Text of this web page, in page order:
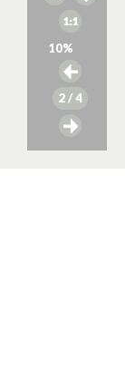
10%
2/ 4